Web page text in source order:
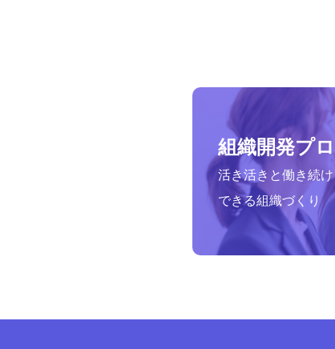
組織開発プ
活き活きと働き続
できる組織づくり